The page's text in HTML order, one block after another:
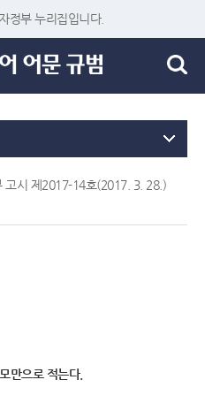
정부 누리집입니다.
고시 제2017-14호(2017. 3. 28.)
만으로 적는다.